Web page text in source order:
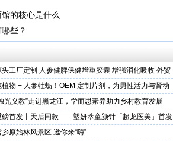
的核心是什么
些？
头工厂定制 人参健脾保健增重胶囊 增强消化吸收 外贸
优选
植物 + 人参牡蛎！OEM 定制片剂，为男性活力与肾动
驾护航
光义教”走进黑龙江，学而思素养助力乡村教育发展
磅首发丨天后同款——塑妍萃童颜针「超龙医美」首发
！
乡原始林风景区 邀你来“嗨”